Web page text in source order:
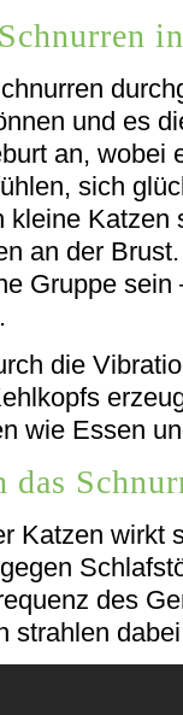
und es
an, wobei
sich
kleine
an der
Gruppe
die
wie Essen
Katzen wirkt
des
strahlen